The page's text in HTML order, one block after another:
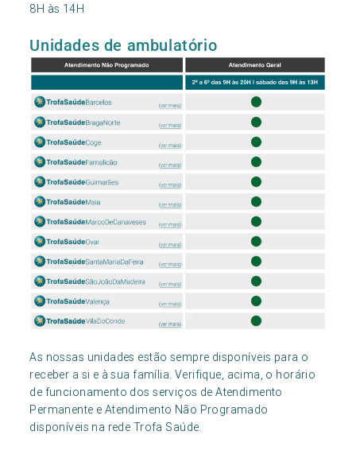
8H às 14H
Unidades de ambulatório
As nossas unidades estão sempre disponíveis para o
receber a si e à sua família. Verifique, acima, o horário
de funcionamento dos serviços de Atendimento
Permanente e Atendimento Não Programado
disponíveis na rede Trofa Saúde.